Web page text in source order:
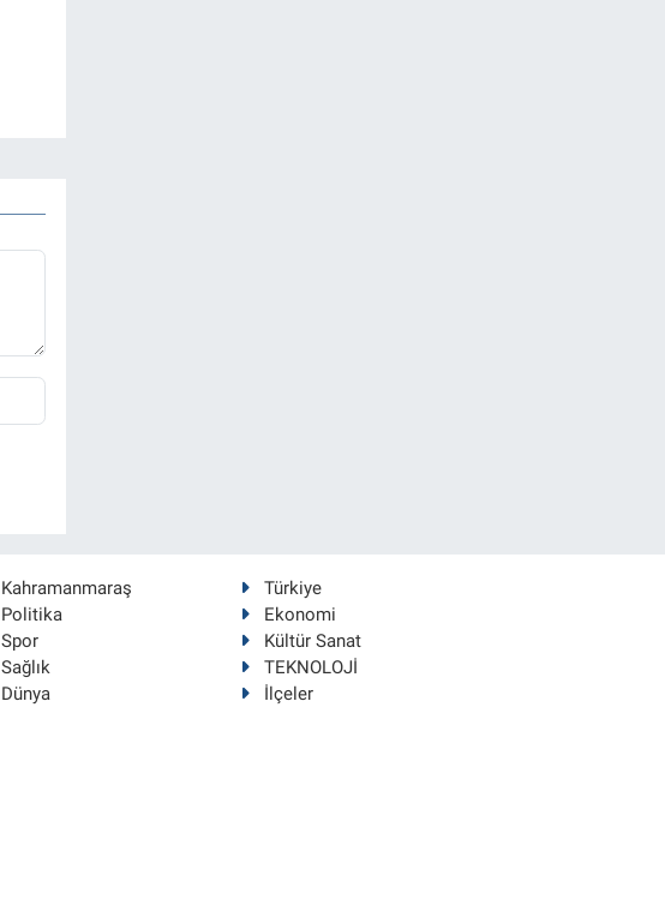
Kahramanmaraş
Türkiye
Politika
Ekonomi
Spor
Kültür Sanat
Sağlık
TEKNOLOJİ
Dünya
İlçeler